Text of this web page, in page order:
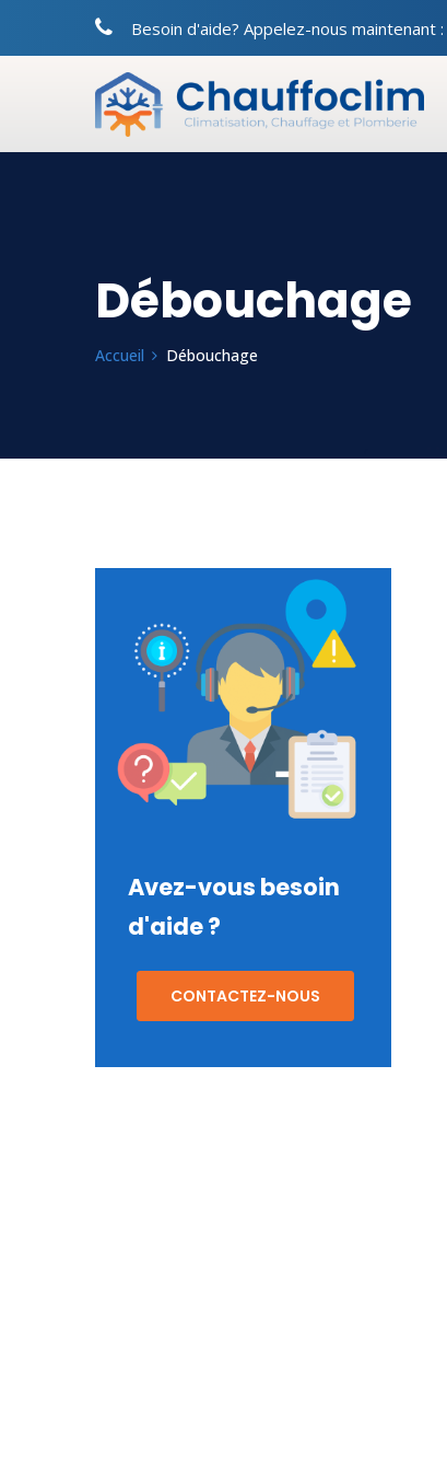
Besoin d'aide? Appelez-nous maintenant :
Débouchage
Accueil Débouchage
Avez-vous besoin
d'aide ?
CONTACTEZ-NOUS